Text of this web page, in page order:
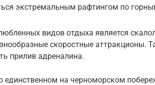
экстремальным рафтингом по
видов отдыха является
скоростные аттракционы.
прилив адреналина.
единственном на черноморском